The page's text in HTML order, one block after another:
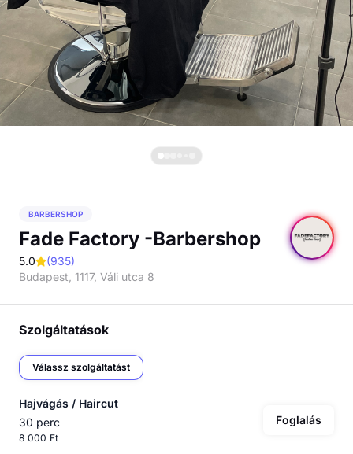
BARBERSHOP
Fade Factory -Barbershop
5.0 (935)
Budapest, 1117, Váli utca 8
Szolgáltatások
Válassz szolgáltatást
Hajvágás / Haircut
30 perc
8 000 Ft
Foglalás